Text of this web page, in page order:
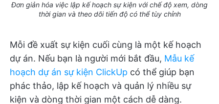
Đơn giản hóa việc lập kế hoạch sự kiện với chế độ xem, dòng
thời gian và theo dõi tiến độ có thể tùy chỉnh
Mỗi đề xuất sự kiện cuối cùng là một kế hoạch
dự án. Nếu bạn là người mới bắt đầu, Mẫu kế
hoạch dự án sự kiện ClickUp có thể giúp bạn
phác thảo, lập kế hoạch và quản lý nhiều sự
kiện và dòng thời gian một cách dễ dàng.